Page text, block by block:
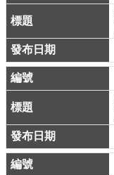
站
資
料
開
放
告
隱
私